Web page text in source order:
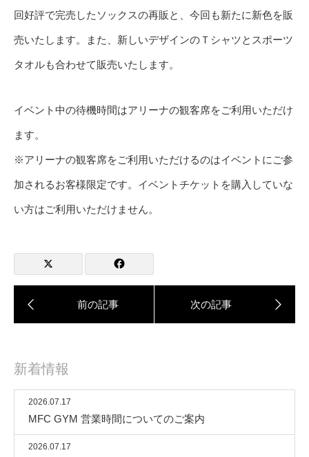
回好評で完売したソックスの再販と、今回も新たに新色を販
売いたします。また、新しいデザインのＴシャツとスポーツ
タオルも合わせて販売いたします。
イベント中の待機時間はアリーナの観客席をご利用いただけ
ます。
※アリーナの観客席をご利用いただけるのはイベントにご参
加されるお客様限定です。イベントチケットを購入していな
い方はご利用いただけません。
新着情報
2026.07.17
MFC GYM 営業時間についてのご案内
2026.07.17